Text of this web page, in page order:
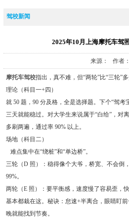
驾校新闻
2025年10月上海摩托车驾
来源： 作者：
摩托车驾校指出，真不难，但“两轮”比“三轮”多
理论（科目一+四）
就 50 题，90 分及格，全是选择题。下个“驾考
三天就能稳过。对大学生来说属于“白给”，对
多刷两遍，通过率 90% 以上。
场地（科目二）
难点集中在“绕桩”和“单边桥”。
三轮（D 照）：稳得像个大爷，桥宽、不会倒
99%。
两轮（E 照）：要平衡感，速度慢了容易歪，
基本都栽在这。秘诀：怠速+半离合，眼睛盯
晚就能找到节奏。